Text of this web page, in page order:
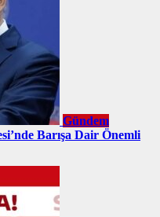
Gündem
Barışa Dair Önemli